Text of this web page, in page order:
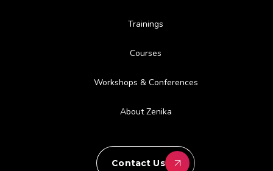
Trainings
Courses
Workshops & Conferences
About Zenika
Contact Us